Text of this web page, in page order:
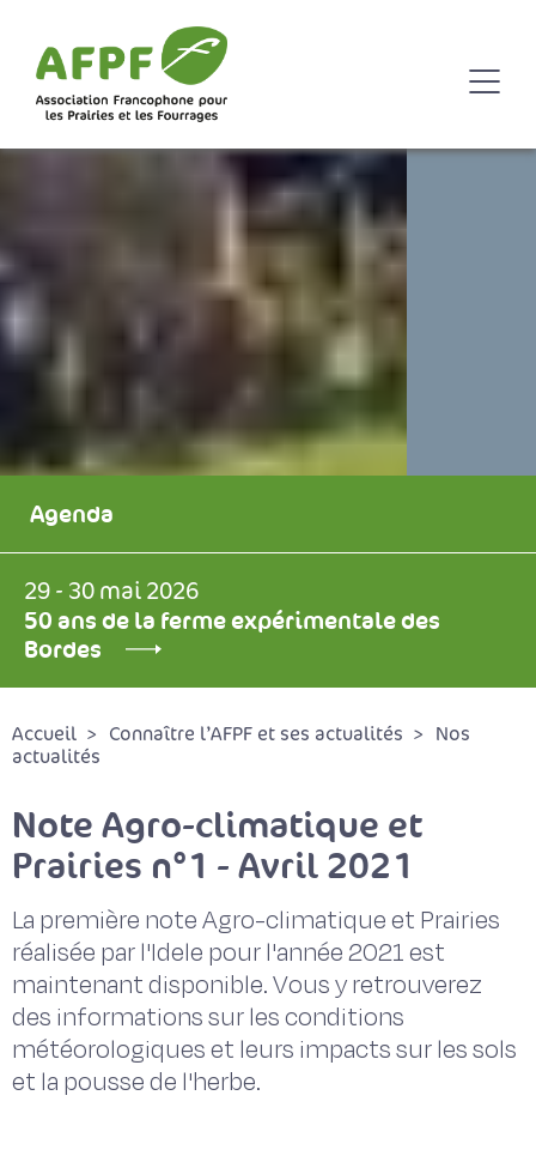
Agenda
29 - 30 mai 2026
50 ans de la ferme expérimentale des
Bordes
Accueil Connaître l’AFPF et ses actualités
Nos
actualités
Note Agro-climatique et
Prairies n°1 - Avril 2021
La première note Agro-climatique et Prairies
réalisée par l'Idele pour l'année 2021 est
maintenant disponible. Vous y retrouverez
des informations sur les conditions
météorologiques et leurs impacts sur les sols
et la pousse de l'herbe.